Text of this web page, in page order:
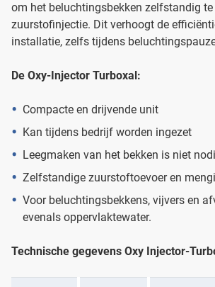
om het beluchtingsbekken zelfstandig
zuurstofinjectie. Dit verhoogt de
installatie, zelfs tijdens
De Oxy-Injector Turboxal:
Compacte en drijvende unit
Kan tijdens bedrijf worden ingezet
Leegmaken van het bekken is niet
Zelfstandige zuurstoftoevoer en
Voor beluchtingsbekkens, vijvers en
evenals oppervlaktewater.
Technische gegevens Oxy Injector-